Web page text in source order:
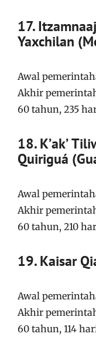
17.
Yaxchilan
Awal
Akhir
60 tahun, 235
18. Kʼakʼ
Quiriguá
Awal
Akhir
60 tahun, 210
19. Kaisar
Awal
Akhir
60 tahun, 114